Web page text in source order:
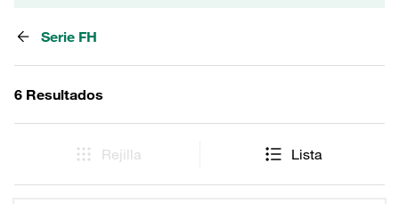
Serie FH
6 Resultados
Rejilla Lista